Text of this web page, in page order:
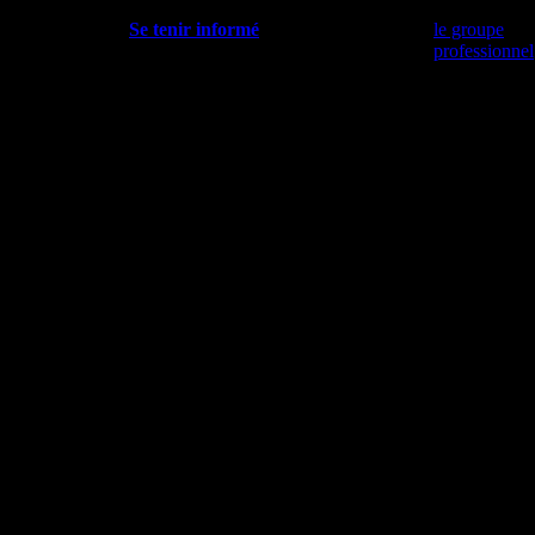
le groupe
professionnel
Se tenir informé